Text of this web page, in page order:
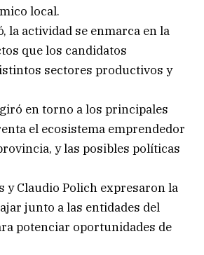
local.
la actividad se enmarca en la
que los candidatos
sectores productivos y
en torno a los principales
el ecosistema emprendedor
y las posibles políticas
y Claudio Polich expresaron la
junto a las entidades del
potenciar oportunidades de